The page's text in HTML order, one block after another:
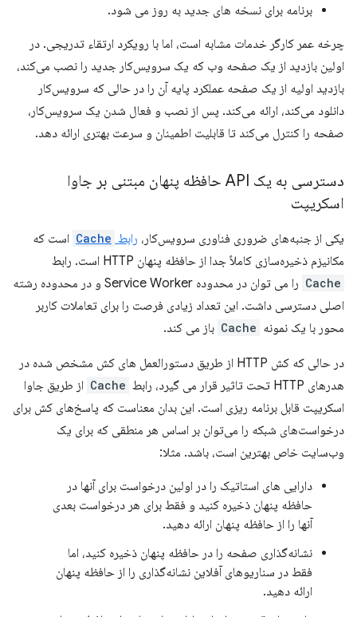
برنامه برای نسخه های جدید به روز می شود.
چرخه عمر کارگر خدمات مشابه است، اما با رویکرد ارتقاء تدریجی. در
اولین بازدید از یک صفحه وب که یک سرویس‌کار جدید را نصب می‌کند،
بازدید اولیه از یک صفحه عملکرد پایه آن را در حالی که سرویس‌کار
دانلود می‌کند، ارائه می‌کند. پس از نصب و فعال شدن یک سرویس‌کار،
صفحه را کنترل می‌کند تا قابلیت اطمینان و سرعت بهتری ارائه دهد.
دسترسی به یک API حافظه پنهان مبتنی بر جاوا
اسکریپت
یکی از جنبه‌های ضروری فناوری سرویس‌کار، رابط Cache است که
مکانیزم ذخیره‌سازی کاملاً جدا از حافظه پنهان HTTP است. رابط
Cache
را می توان در محدوده Service Worker و در محدوده رشته
اصلی دسترسی داشت. این تعداد زیادی فرصت را برای تعاملات کاربر
محور با یک نمونه Cache باز می کند.
در حالی که کش HTTP از طریق دستورالعمل های کش مشخص شده در
هدرهای HTTP تحت تاثیر قرار می گیرد، رابط
Cache از طریق جاوا
اسکریپت قابل برنامه ریزی است. این بدان معناست که پاسخ‌های کش برای
درخواست‌های شبکه را می‌توان بر اساس هر منطقی که برای یک
وب‌سایت خاص بهترین است، باشد. مثلا:
دارایی های استاتیک را در اولین درخواست برای آنها در
حافظه پنهان ذخیره کنید و فقط برای هر درخواست بعدی
آنها را از حافظه پنهان ارائه دهید.
نشانه‌گذاری صفحه را در حافظه پنهان ذخیره کنید، اما
فقط در سناریوهای آفلاین نشانه‌گذاری را از حافظه پنهان
ارائه دهید.